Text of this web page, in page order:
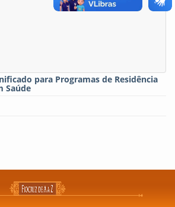
para Programas de Residência
Saúde